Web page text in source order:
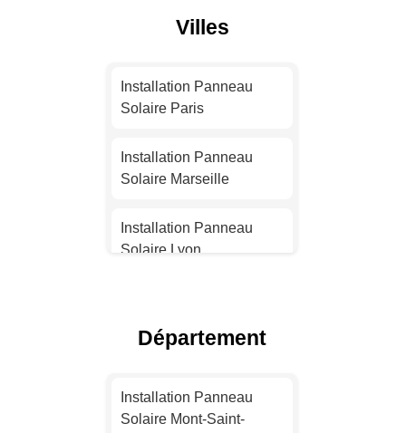
Villes
Installation Panneau
Solaire Paris
Installation Panneau
Solaire Marseille
Installation Panneau
Solaire Lyon
Solaire Nice
Département
Installation Panneau
Solaire Mont-Saint-